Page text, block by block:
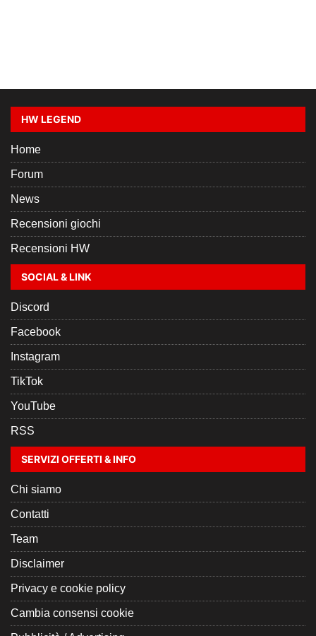
HW LEGEND
Home
Forum
News
Recensioni giochi
Recensioni HW
SOCIAL & LINK
Discord
Facebook
Instagram
TikTok
YouTube
RSS
SERVIZI OFFERTI & INFO
Chi siamo
Contatti
Team
Disclaimer
Privacy e cookie policy
Cambia consensi cookie